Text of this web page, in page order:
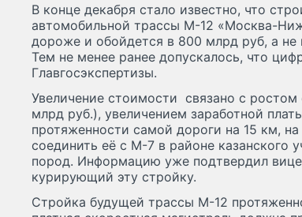
В конце декабря стало известно, что
автомобильной трассы М-12 «Москва-
дороже и обойдется в 800 млрд руб, а не
Тем не менее ранее допускалось, что
Главгосэкспертизы.
Увеличение стоимости связано с
млрд руб.), увеличением заработной
протяженности самой дороги на 15 км,
соединить её с М-7 в районе казанского
пород. Информацию уже подтвердил
курирующий эту стройку.
Стройка будущей трассы М-12